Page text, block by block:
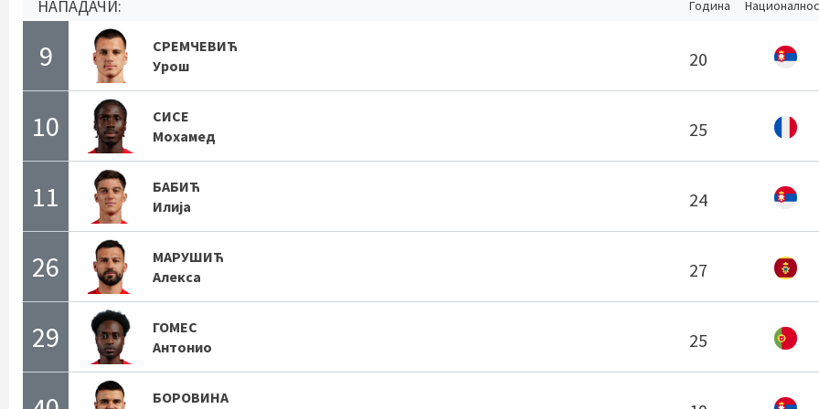
НАПАДАЧИ: Година
9
СРЕМЧЕВИЋ
Урош
20
10
СИСЕ
Мохамед
25
11
БАБИЋ
Илија
24
26
МАРУШИЋ
Алекса
27
29
ГОМЕС
Антонио
25
БОРОВИНА